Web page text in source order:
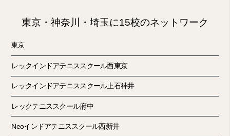
東京・神奈川・埼玉に15校のネットワーク
東京
レックインドアテニススクール西東京
レックインドアテニススクール上石神井
レックテニススクール府中
Neoインドアテニススクール西新井